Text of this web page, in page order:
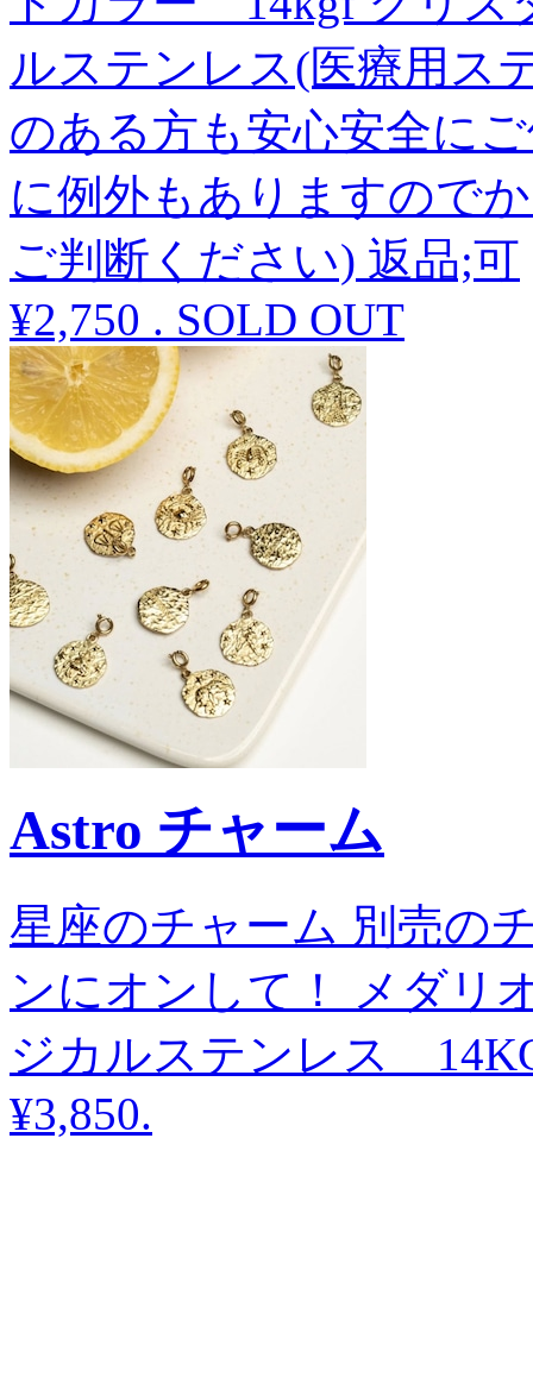
ルステンレス(医療用ス
のある方も安心安全に
に例外もありますので
ご判断ください) 返品;可
¥2,750 . SOLD OUT
Astro チャーム
星座のチャーム 別売の
ンにオンして！ メダリ
ジカルステンレス
¥3,850.